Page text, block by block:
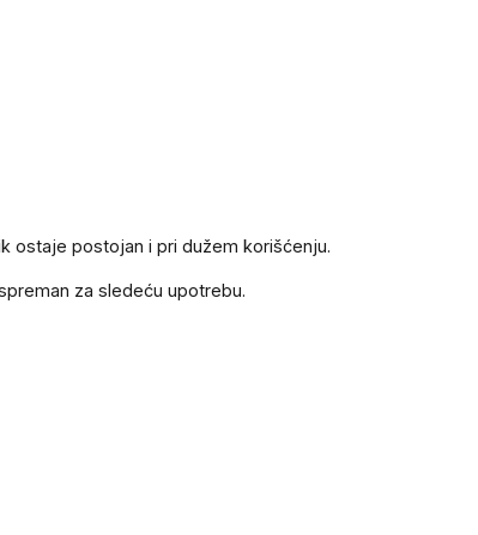
ostaje postojan i pri dužem korišćenju.
za sledeću upotrebu.